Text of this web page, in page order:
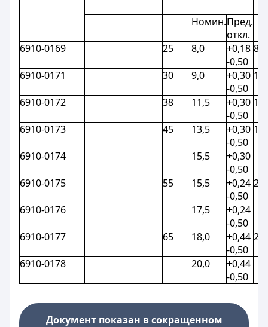
Номин.Пред.
откл.
6910-0169
25 8,0
+0,18
-0,50
8,5
6910-0171 30 9,0
+0,30
-0,50
6910-0172 38 11,5
+0,30
-0,50
6910-0173 45 13,5
+0,30
-0,50
6910-0174 15,5
+0,30
-0,50
6910-0175
55 15,5
+0,24
-0,50
6910-0176 17,5
+0,24
-0,50
6910-0177
65 18,0
+0,44
-0,50
6910-0178 20,0
+0,44
-0,50
Документ показан в сокращенном